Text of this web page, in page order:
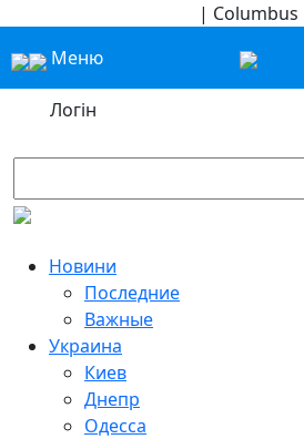
| Columbus
Меню
Логін
Новини
Последние
Важные
Украина
Киев
Днепр
Одесса